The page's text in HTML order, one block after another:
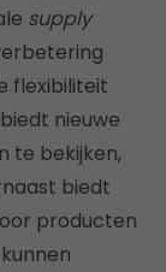
supply
flexibiliteit
nieuwe
te bekijken,
biedt
producten